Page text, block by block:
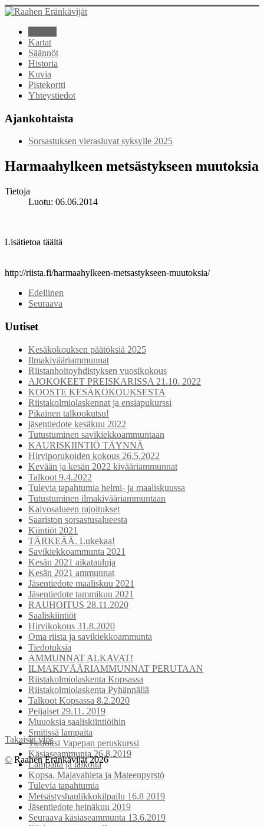
Kartat
Säännöt
Historia
Kuvia
Pistekortti
Yhteystiedot
Ajankohtaista
Sorsastuksen vierasluvat syksylle 2025
Harmaahylkeen metsästykseen muutoksia
Tietoja
Luotu: 06.06.2014
Lisätietoa täältä
http://riista.fi/harmaahylkeen-metsastykseen-muutoksia/
Edellinen
Seuraava
Uutiset
Kesäkokouksen päätöksiä 2025
Ilmakivääriammunnat
Riistanhoitoyhdistyksen vuosikokous
AJOKOKEET PREISKARISSA 21.10. 2022
KOOSTE KESÄKOKOUKSESTA
Riistakolmiolaskennat ja ensiapukurssi
Pikainen talkookutsu!
jäsentiedote kesäkuu 2022
Tutustuminen savikiekkoammuntaan
KAURISKIINTIÖ TÄYNNÄ
Hirviporukoiden kokous 26.5.2022
Kevään ja kesän 2022 kivääriammunnat
Talkoot 9.4.2022
Tulevia tapahtumia helmi- ja maaliskuussa
Tutustuminen ilmakivääriammuntaan
Kaivosalueen rajoitukset
Saariston sorsastusalueesta
Kiintiöt 2021
TÄRKEÄÄ. Lukekaa!
Savikiekkoammunta 2021
Kesän 2021 aikatauluja
Kesän 2021 ammunnat
Jäsentiedote maaliskuu 2021
Jäsentiedote tammikuu 2021
RAUHOITUS 28.11.2020
Saaliskiintiöt
Hirvikokous 31.8.2020
Oma riista ja savikiekkoammunta
Tiedotuksia
AMMUNNAT ALKAVAT!
ILMAKIVÄÄRIAMMUNNAT PERUTAAN
Riistakolmiolaskenta Kopsassa
Riistakolmiolaskenta Pyhännällä
Talkoot Kopsassa 8.2.2020
Peijaiset 29.11. 2019
Muuoksia saaliskiintiöihin
Smitissä lampaita
Tiedoksi Vapepan peruskurssi
Käsiaseammunta 26.8.2019
Lampaita ja talkoita
Kopsa, Majavahieta ja Mateenpyrstö
Tulevia tapahtumia
Metsästyshaulikkokilpailu 16.8 2019
Jäsentiedote heinäkuu 2019
Seuraava käsiaseammunta 13.6.2019
Takaisin ylös
© Raahen Eränkävijät 2026